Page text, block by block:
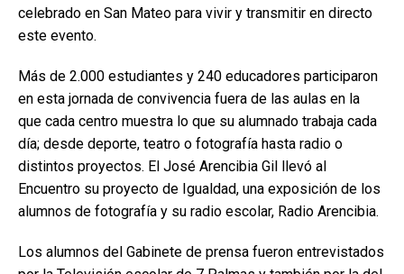
celebrado en San Mateo para vivir y transmitir en directo
este evento.
Más de 2.000 estudiantes y 240 educadores participaron
en esta jornada de convivencia fuera de las aulas en la
que cada centro muestra lo que su alumnado trabaja cada
día; desde deporte, teatro o fotografía hasta radio o
distintos proyectos. El José Arencibia Gil llevó al
Encuentro su proyecto de Igualdad, una exposición de los
alumnos de fotografía y su radio escolar, Radio Arencibia.
Los alumnos del Gabinete de prensa fueron entrevistados